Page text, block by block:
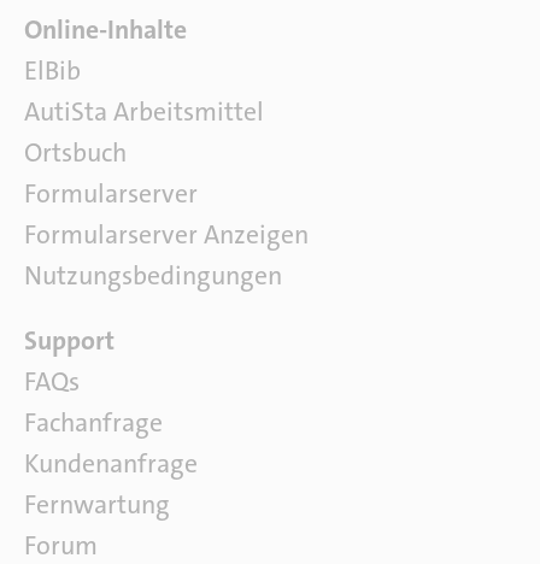
F
a
c
h
l
i
t
e
r
a
u
r
Online-Inhalte
ElBib
AutiSta Arbeitsmittel
Ortsbuch
Formularserver
Formularserver Anzeigen
Nutzungsbedingungen
S
o
f
t
w
a
r
e
Support
FAQs
Fachanfrage
Kundenanfrage
Fernwartung
Forum